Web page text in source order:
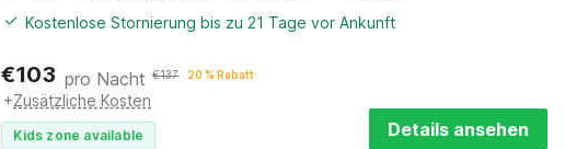
Kostenlose Stornierung bis zu 21 Tage vor Ankunft
€103 pro Nacht €137 20 % Rabatt
+Zusätzliche Kosten
Kids zone available Details ansehen